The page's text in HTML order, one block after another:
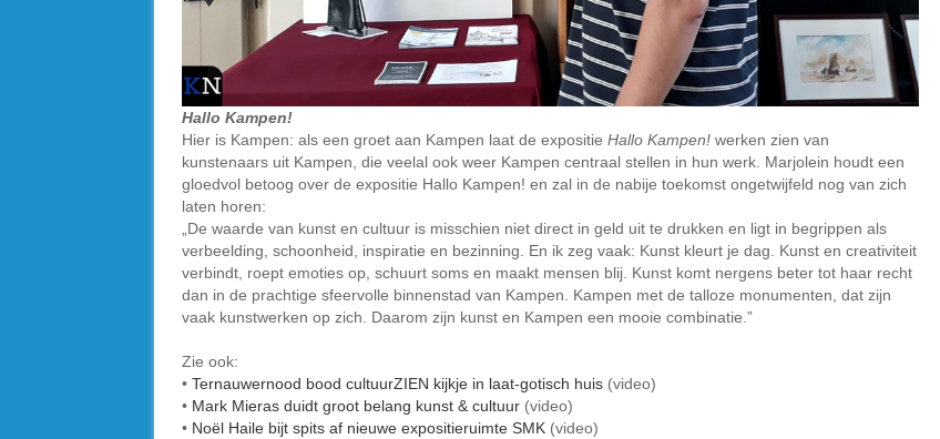
Hallo Kampen!
Hier is Kampen: als een groet aan Kampen laat de expositie Hallo Kampen! werken zien van
kunstenaars uit Kampen, die veelal ook weer Kampen centraal stellen in hun werk. Marjolein houdt een
gloedvol betoog over de expositie Hallo Kampen! en zal in de nabije toekomst ongetwijfeld nog van zich
laten horen:
„De waarde van kunst en cultuur is misschien niet direct in geld uit te drukken en ligt in begrippen als
verbeelding, schoonheid, inspiratie en bezinning. En ik zeg vaak: Kunst kleurt je dag. Kunst en creativiteit
verbindt, roept emoties op, schuurt soms en maakt mensen blij. Kunst komt nergens beter tot haar recht
dan in de prachtige sfeervolle binnenstad van Kampen. Kampen met de talloze monumenten, dat zijn
vaak kunstwerken op zich. Daarom zijn kunst en Kampen een mooie combinatie.”
Zie ook:
• Ternauwernood bood cultuurZIEN kijkje in laat-gotisch huis (video)
• Mark Mieras duidt groot belang kunst & cultuur (video)
• Noël Haile bijt spits af nieuwe expositieruimte SMK (video)